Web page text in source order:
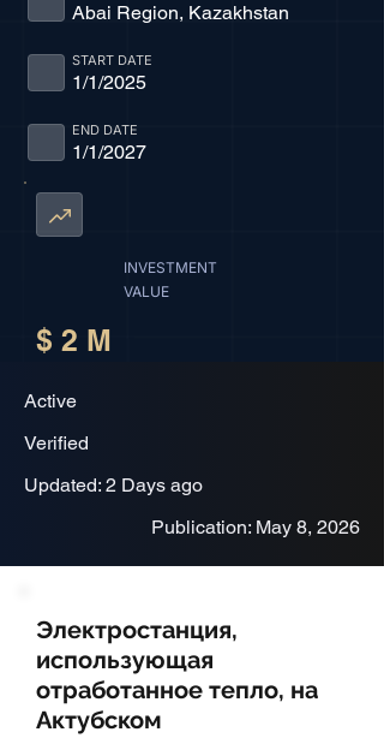
Abai Region, Kazakhstan
1/1/2025
START DATE
1/1/2027
END DATE
INVESTMENT
VALUE
$ 2 M
Active
Verified
Updated: 2 Days ago
Publication: May 8, 2026
Электростанция,
использующая
отработанное тепло, на
Актубском